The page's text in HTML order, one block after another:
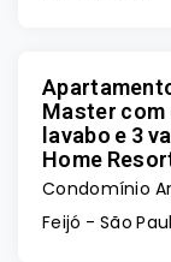
Master com
lavabo e 3
Home
Condomínio
Feijó - São